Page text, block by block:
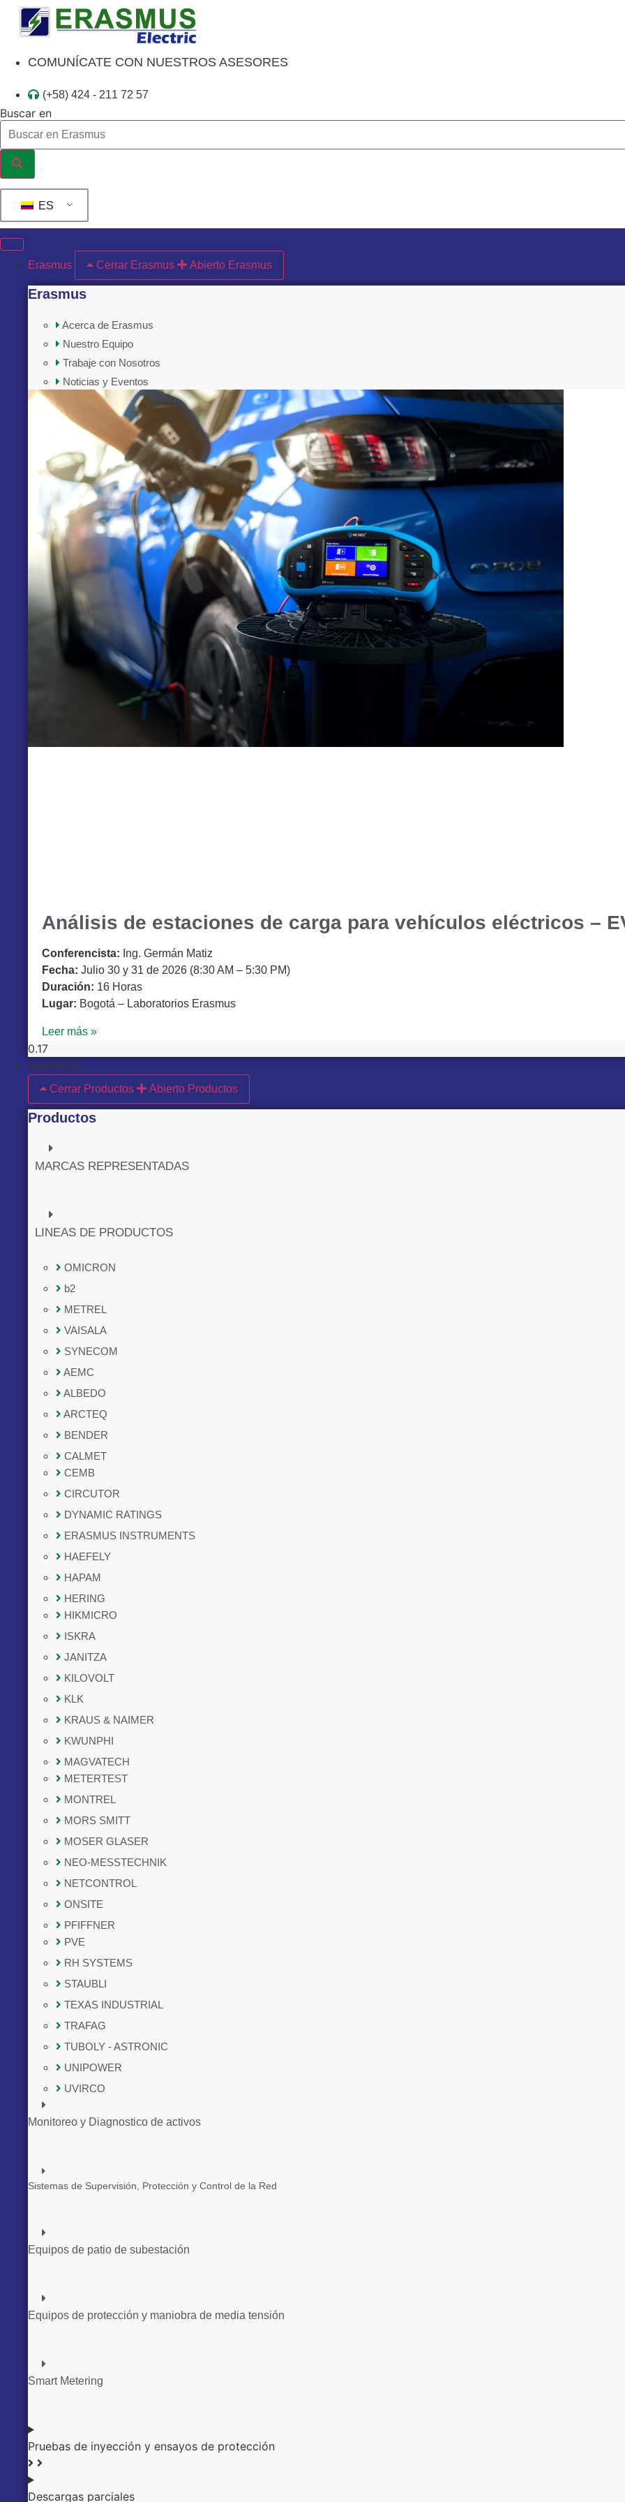
contenido
COMUNÍCATE CON NUESTROS ASESORES
(+58) 424 - 211 72 57
Buscar en
ES
Erasmus Cerrar Erasmus Abierto Erasmus
Erasmus
Acerca de Erasmus
Nuestro Equipo
Trabaje con Nosotros
Noticias y Eventos
Análisis de estaciones de carga para vehículos eléctricos –
Conferencista: Ing. Germán Matiz
Fecha: Julio 30 y 31 de 2026 (8:30 AM – 5:30 PM)
Duración: 16 Horas
Lugar: Bogotá – Laboratorios Erasmus
Leer más »
Productos
Cerrar Productos
Abierto Productos
Productos
MARCAS REPRESENTADAS
LINEAS DE PRODUCTOS
OMICRON
b2
METREL
VAISALA
SYNECOM
AEMC
ALBEDO
ARCTEQ
BENDER
CALMET
CEMB
CIRCUTOR
DYNAMIC RATINGS
ERASMUS INSTRUMENTS
HAEFELY
HAPAM
HERING
HIKMICRO
ISKRA
JANITZA
KILOVOLT
KLK
KRAUS & NAIMER
KWUNPHI
MAGVATECH
METERTEST
MONTREL
MORS SMITT
MOSER GLASER
NEO-MESSTECHNIK
NETCONTROL
ONSITE
PFIFFNER
PVE
RH SYSTEMS
STAUBLI
TEXAS INDUSTRIAL
TRAFAG
TUBOLY - ASTRONIC
UNIPOWER
UVIRCO
Monitoreo y Diagnostico de activos
Sistemas de Supervisión, Protección y Control de la Red
Equipos de patio de subestación
Equipos de protección y maniobra de media tensión
Smart Metering
Pruebas de inyección y ensayos de protección
Descargas parciales